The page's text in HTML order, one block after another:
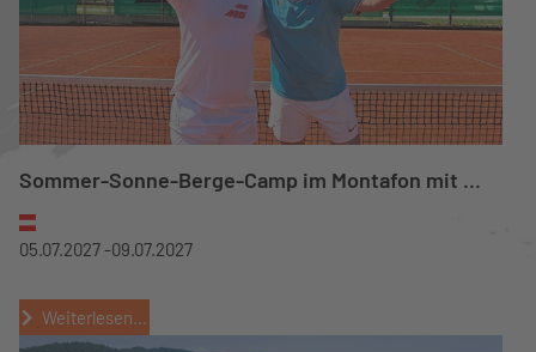
Sommer-Sonne-Berge-Camp im Montafon mit ...
05.07.2027 -09.07.2027
Weiterlesen...